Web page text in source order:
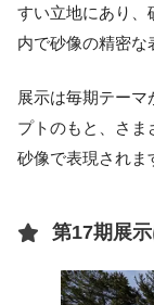
すい立地にあり、
内で砂像の精密な
展示は毎期テーマ
プトのもと、さま
砂像で表現されま
第17期展